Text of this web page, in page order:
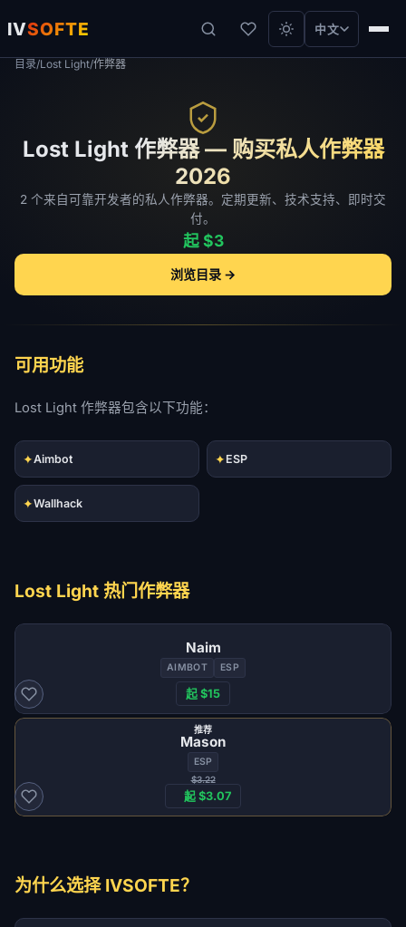
IVSOFTE 中文
目录/Lost Light/作弊器
Lost Light 作弊器 — 购买私人作弊器
2026
2 个来自可靠开发者的私人作弊器。定期更新、技术支持、即时交
付。
起 $3
浏览目录 →
可用功能
Lost Light 作弊器包含以下功能：
✦Aimbot ✦ESP
✦Wallhack
Lost Light 热门作弊器
Naim
AIMBOT ESP
起 $15
推荐
Mason
ESP
$3.22
起 $3.07
为什么选择 IVSOFTE？